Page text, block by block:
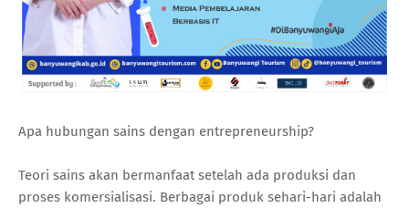
Apa hubungan sains dengan entrepreneurship?
Teori sains akan bermanfaat setelah ada produksi dan
proses komersialisasi. Berbagai produk sehari-hari adalah